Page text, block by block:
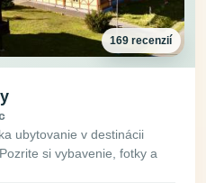
169 recenzií
ubytovanie v destinácii
si vybavenie, fotky a